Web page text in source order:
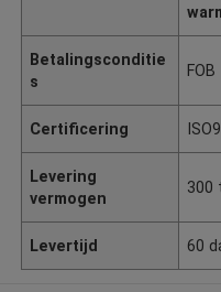
Betalingsconditie
s
FOB
Certificering
Levering
vermogen
300
Levertijd 60